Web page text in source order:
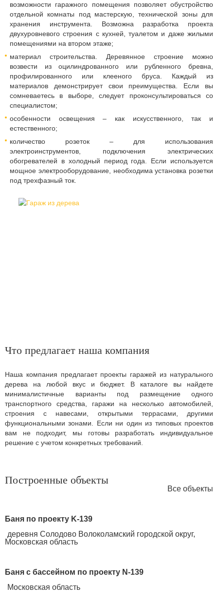
возможности гаражного помещения позволяет обустройство
отдельной комнаты под мастерскую, технической зоны для
хранения инструмента. Возможна разработка проекта
двухуровневого строения с кухней, туалетом и даже жилыми
помещениями на втором этаже;
материал строительства. Деревянное строение можно
возвести из оцилиндрованного или рубленного бревна,
профилированного или клееного бруса. Каждый из
материалов демонстрирует свои преимущества. Если вы
сомневаетесь в выборе, следует проконсультироваться со
специалистом;
особенности освещения – как искусственного, так и
естественного;
количество розеток – для использования
электроинструментов, подключения электрических
обогревателей в холодный период года. Если используется
мощное электрооборудование, необходима установка розетки
под трехфазный ток.
Что предлагает наша компания
Наша компания предлагает проекты гаражей из натурального
дерева на любой вкус и бюджет. В каталоге вы найдете
минималистичные варианты под размещение одного
транспортного средства, гаражи на несколько автомобилей,
строения с навесами, открытыми террасами, другими
функциональными зонами. Если ни один из типовых проектов
вам не подходит, мы готовы разработать индивидуальное
решение с учетом конкретных требований.
Построенные объекты
Все объекты
Баня по проекту K-139
деревня Солодово Волоколамский городской округ,
Московская область
Баня с бассейном по проекту N-139
Московская область